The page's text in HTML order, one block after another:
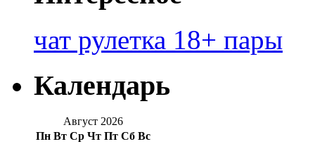
чат рулетка 18+ пары
Календарь
Август 2026
Пн Вт Ср Чт Пт Сб Вс